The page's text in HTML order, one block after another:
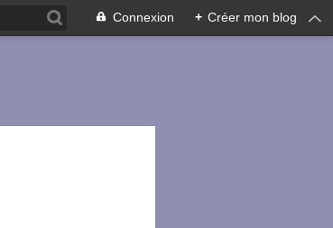
Connexion + Créer mon blog